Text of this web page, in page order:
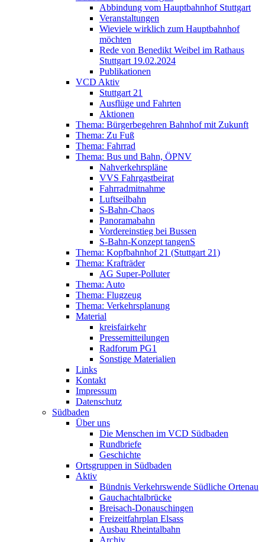
Abbindung vom Hauptbahnhof Stuttgart
Veranstaltungen
Wieviele wirklich zum Hauptbahnhof
möchten
Rede von Benedikt Weibel im Rathaus
Stuttgart 19.02.2024
Publikationen
VCD Aktiv
Stuttgart 21
Ausflüge und Fahrten
Aktionen
Thema: Bürgerbegehren Bahnhof mit Zukunft
Thema: Zu Fuß
Thema: Fahrrad
Thema: Bus und Bahn, ÖPNV
Nahverkehrspläne
VVS Fahrgastbeirat
Fahrradmitnahme
Luftseilbahn
S-Bahn-Chaos
Panoramabahn
Vordereinstieg bei Bussen
S-Bahn-Konzept tangenS
Thema: Kopfbahnhof 21 (Stuttgart 21)
Thema: Krafträder
AG Super-Polluter
Thema: Auto
Thema: Flugzeug
Thema: Verkehrsplanung
Material
kreisfairkehr
Pressemitteilungen
Radforum PG1
Sonstige Materialien
Links
Kontakt
Impressum
Datenschutz
Südbaden
Über uns
Die Menschen im VCD Südbaden
Rundbriefe
Geschichte
Ortsgruppen in Südbaden
Aktiv
Bündnis Verkehrswende Südliche Ortenau
Gauchachtalbrücke
Breisach-Donauschingen
Freizeitfahrplan Elsass
Ausbau Rheintalbahn
Archiv